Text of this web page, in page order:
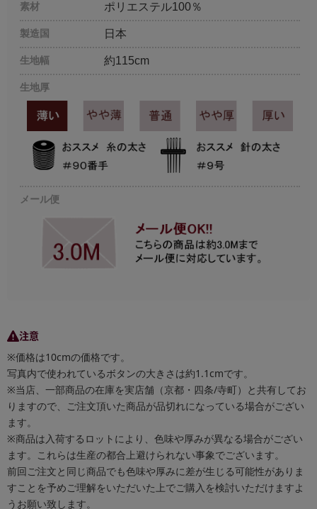
素材 ポリエステル100％
製造国 日本
生地幅 約115cm
生地厚
メール便
注意
※価格は10cmの価格です。
写真内で使われているボタンの大きさは約1.1cmです。
※当店、一部商品の在庫を実店舗（京都・四条/寺町）と共有してお
りますので、ご注文頂いた商品が品切れになっている場合がござい
ます。
※商品は入荷するロットにより、色味や厚みが異なる場合がござい
ます。これらは生産の都合上避けられない事象でございます。
前回ご注文と同じ商品でも色味や厚みに差が生じる可能性がありま
すことを予めご理解をいただいた上でご購入を検討いただけますよ
うお願い致します。